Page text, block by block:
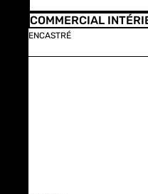
COMMERCIAL
ENCASTRÉ